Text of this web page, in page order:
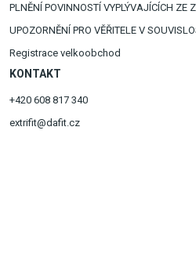
PLNĚNÍ POVINNOSTÍ VYPLÝVAJÍCÍCH ZE
UPOZORNĚNÍ PRO VĚŘITELE V
Registrace velkoobchod
KONTAKT
+420 608 817 340
extrifit@dafit.cz